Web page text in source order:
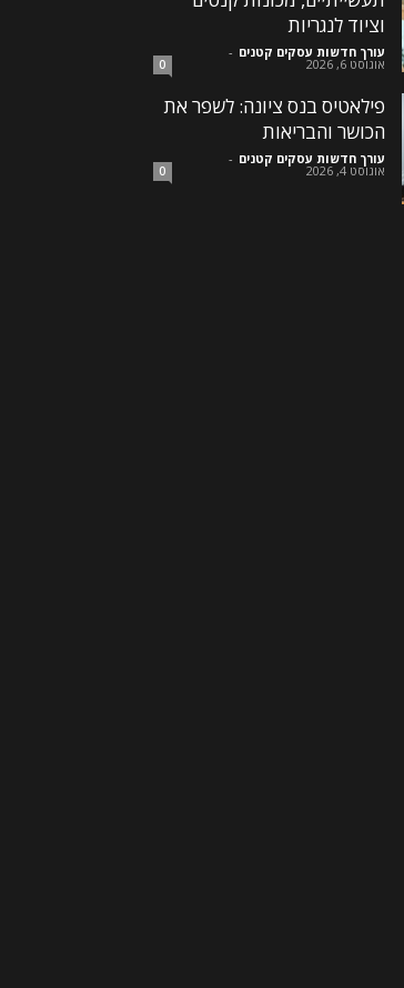
וציוד לנגריות
עורך חדשות עסקים קטנים -
אוגוסט 6, 2026 0
פילאטיס בנס ציונה: לשפר את
הכושר והבריאות
עורך חדשות עסקים קטנים -
אוגוסט 4, 2026 0